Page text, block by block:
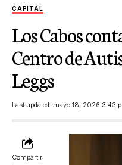
CAPITAL
Los Cabos
Centro de
Leggs
Last updated: mayo 18, 2026 3:43
Compartir